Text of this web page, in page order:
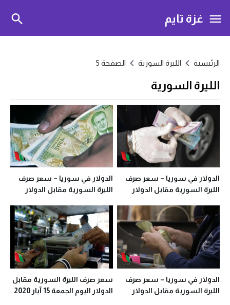
غزة تايم
الرئيسية الليرة السورية الصفحة 5
الليرة السورية
الدولار في سوريا – سعر صرف
الليرة السورية مقابل الدولار
معظم المحافظات
الدولار في سوريا – سعر صرف
الليرة السورية مقابل الدولار
معظم المحافظات
الدولار في سوريا – سعر صرف
الليرة السورية مقابل الدولار
سعر صرف الليرة السورية مقابل
الدولار اليوم الجمعة 15 آيار 2020